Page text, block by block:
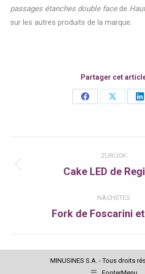
passages étanches double facede
sur les autres produits de la marque.
Partager cet
Share
Share
ZURÜCK
Cake LED de
NÄCHSTES
Nächster
Fork de Foscarini
MINUSINES S.A. - Tous droits